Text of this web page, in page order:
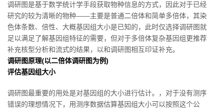
调研图是基于数学统计学手段获取物种信息的方式，因此对于已经
研究的较为清晰的物种——主要是普通二倍体和简单多倍体，其染
色体条数、倍性、大概基因组大小是已知的，此时仅选择调研图就
足以满足了解基因组特征的需要，但对于多倍体复杂基因组更推荐
补充核型分析和流式的结果，以和调研图相互印证补充。
调研图原理(以二倍体调研图为例)
评估基因组大小
调研图最重要的用处是对基因组的大小进行估计。，对于没有测序
错误的理想情况下，用测序数据估算基因组大小可以按照这个公